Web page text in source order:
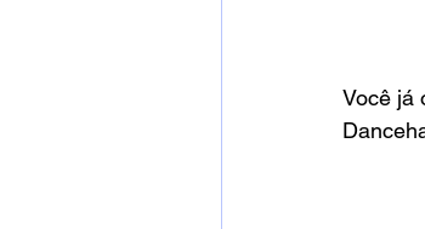
Você já